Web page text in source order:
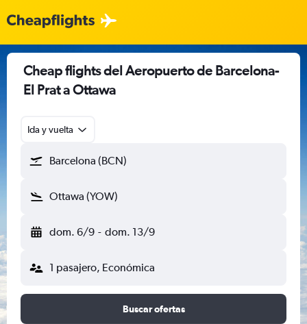
Cheap flights del Aeropuerto de Barcelona-
El Prat a Ottawa
Ida y vuelta
Barcelona (BCN)
Ottawa (YOW)
dom. 6/9 - dom. 13/9
1 pasajero, Económica
Buscar ofertas